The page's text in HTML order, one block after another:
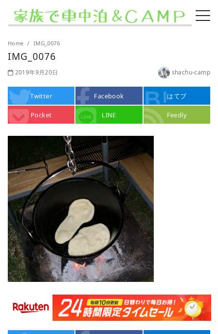
Home IMG_0076
IMG_0076
2019年9月20日 shachu-camp
Twitter Facebook はてブ
Pocket LINE Feedly